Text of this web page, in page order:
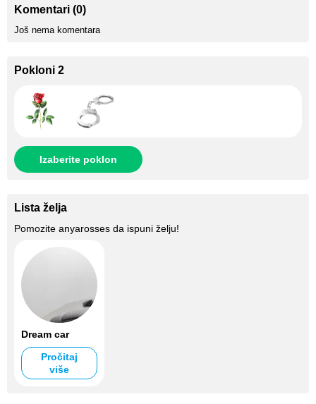
Komentari (0)
Još nema komentara
Pokloni 2
Izaberite poklon
Lista želja
Pomozite anyarosses da ispuni želju!
Dream car
Pročitaj
više